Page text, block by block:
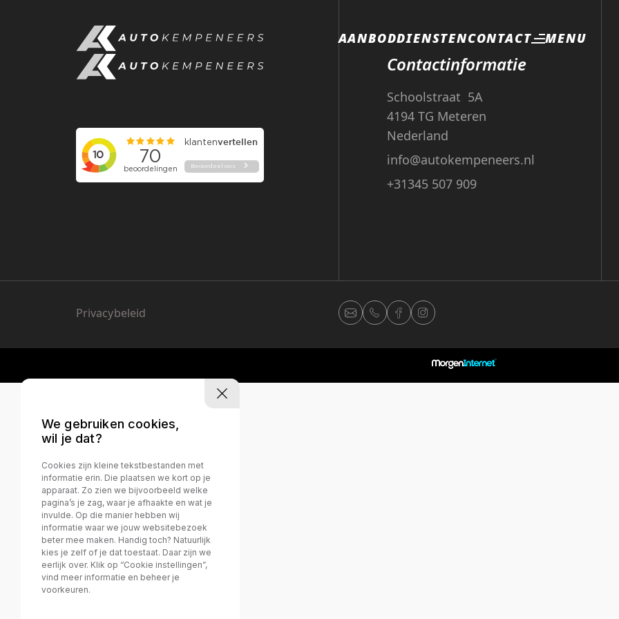
AANBODDIENSTENCONTACT MENU
Contactinformatie
Schoolstraat 5A
4194 TG Meteren
Nederland
info@autokempeneers.nl
+31345 507 909
Privacybeleid
We gebruiken cookies,
wil je dat?
Cookies zijn kleine tekstbestanden met
informatie erin. Die plaatsen we kort op je
apparaat. Zo zien we bijvoorbeeld welke
pagina’s je zag, waar je afhaakte en wat je
invulde. Op die manier hebben wij
informatie waar we jouw websitebezoek
beter mee maken. Handig toch? Natuurlijk
kies je zelf of je dat toestaat. Daar zijn we
eerlijk over. Klik op “Cookie instellingen”,
vind meer informatie en beheer je
voorkeuren.